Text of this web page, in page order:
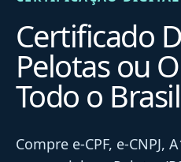
Certificado
Pelotas ou
Todo o Brasil
Compre e-CPF, e-CNPJ,